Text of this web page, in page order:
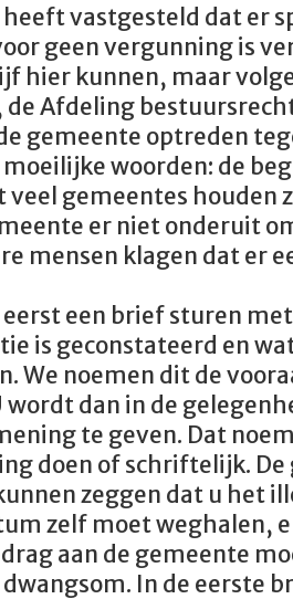
vastgesteld dat er
geen vergunning is
hier kunnen, maar
Afdeling
gemeente optreden
woorden: de
gemeentes houden
er niet onderuit
mensen klagen dat er
eerst een brief sturen
is geconstateerd en
We noemen dit de
wordt dan in de
te geven. Dat
doen of schriftelijk.
zeggen dat u het
zelf moet weghalen,
aan de gemeente
In de eerste